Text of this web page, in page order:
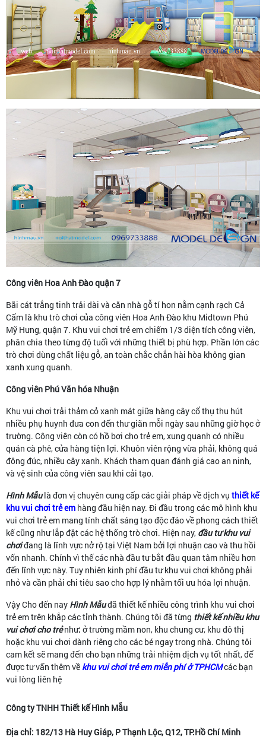
Công viên Hoa Anh Đào quận 7
Bãi cát trắng tinh trải dài và căn nhà gỗ tí hon nằm cạnh rạch Cả
Cấm là khu trò chơi của công viên Hoa Anh Đào khu Midtown Phú
Mỹ Hưng, quận 7. Khu vui chơi trẻ em chiếm 1/3 diện tích công viên,
phân chia theo từng độ tuổi với những thiết bị phù hợp. Phần lớn các
trò chơi dùng chất liệu gỗ, an toàn chắc chắn hài hòa không gian
xanh xung quanh.
Công viên Phú Văn hóa Nhuận
Khu vui chơi trải thảm cỏ xanh mát giữa hàng cây cổ thụ thu hút
nhiều phụ huynh đưa con đến thư giãn mỗi ngày sau những giờ học ở
trường. Công viên còn có hồ bơi cho trẻ em, xung quanh có nhiều
quán cà phê, cửa hàng tiện lợi. Khuôn viên rộng vừa phải, không quá
đông đúc, nhiều cây xanh. Khách tham quan đánh giá cao an ninh,
và vệ sinh của công viên sau khi cải tạo.
Hình Mẫulà đơn vị chuyên cung cấp các giải pháp về dịch vụ thiết kế
khu vui chơi trẻ em hàng đầu hiện nay. Đi đầu trong các mô hình khu
vui chơi trẻ em mang tính chất sáng tạo độc đáo về phong cách thiết
kế cũng như lắp đặt các hệ thống trò chơi. Hiện nay, đầu tư khu vui
chơiđang là lĩnh vực nở rộ tại Việt Nam bởi lợi nhuận cao và thu hồi
vốn nhanh. Chính vì thế các nhà đầu tư bắt đầu quan tâm nhiều hơn
đến lĩnh vực này. Tuy nhiên kinh phí đầu tư khu vui chơi không phải
nhỏ và cần phải chi tiêu sao cho hợp lý nhằm tối ưu hóa lợi nhuận.
Vậy Cho đến nay Hình Mẫuđã thiết kế nhiều công trình khu vui chơi
trẻ em trên khắp các tỉnh thành. Chúng tôi đã từng thiết kế nhiều khu
vui chơi cho trẻ như: ở trường mầm non, khu chung cư, khu đô thị
hoặc khu vui chơi dành riêng cho các bé ngay trong nhà. Chúng tôi
cam kết sẽ mang đến cho bạn những trải nhiệm dịch vụ tốt nhất, để
được tư vấn thêm về khu vui chơi trẻ em miễn phí ở TPHCMcác bạn
vui lòng liên hệ
Công ty TNHH Thiết kế Hình Mẫu
Địa chỉ: 182/13 Hà Huy Giáp, P Thạnh Lộc, Q12, TP.Hồ Chí Minh